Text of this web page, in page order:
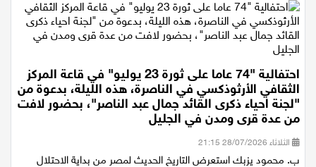
احتفالية "74 عاما على ثورة 23 يوليو" في قاعة المركز
الثقافي الأرثوذكسي في الناصرة، هذه الليلة، بدعوة من
"لجنة احياء ذكرى القائد جمال عبد الناصر"، بحضور لافت
من عدة قرى ومدن في الجليل
الثلاثاء 28/07/2026 21:15